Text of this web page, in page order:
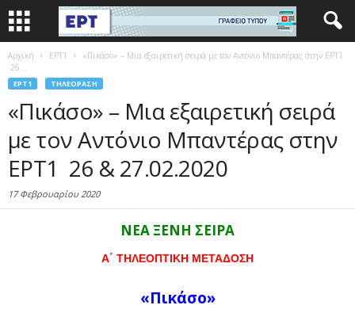
Αρχική EΡΤ1
«Πικάσο» – Μια εξαιρετική σειρά με τον Αντόνιο Μπαντέρας στην ΕΡΤ1
26...
EΡΤ1 ΤΗΛΕΌΡΑΣΗ
«Πικάσο» – Μια εξαιρετική σειρά
με τον Αντόνιο Μπαντέρας στην
ΕΡΤ1 26 & 27.02.2020
17 Φεβρουαρίου 2020
ΝΕΑ ΞΕΝΗ ΣΕΙΡΑ
A΄ ΤΗΛΕΟΠΤΙΚΗ ΜΕΤΑΔΟΣΗ
«Πικάσο»